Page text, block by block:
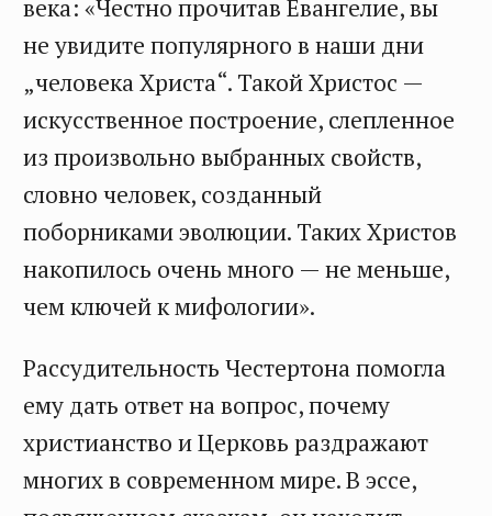
века: «Честно прочитав Евангелие, вы
не увидите популярного в наши дни
„человека Христа“. Такой Христос —
искусственное построение, слепленное
из произвольно выбранных свойств,
словно человек, созданный
поборниками эволюции. Таких Христов
накопилось очень много — не меньше,
чем ключей к мифологии».
Рассудительность Честертона помогла
ему дать ответ на вопрос, почему
христианство и Церковь раздражают
многих в современном мире. В эссе,